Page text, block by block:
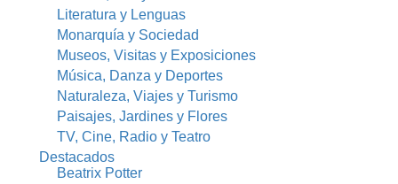
Literatura y Lenguas
Monarquía y Sociedad
Museos, Visitas y Exposiciones
Música, Danza y Deportes
Naturaleza, Viajes y Turismo
Paisajes, Jardines y Flores
TV, Cine, Radio y Teatro
Destacados
Beatrix Potter